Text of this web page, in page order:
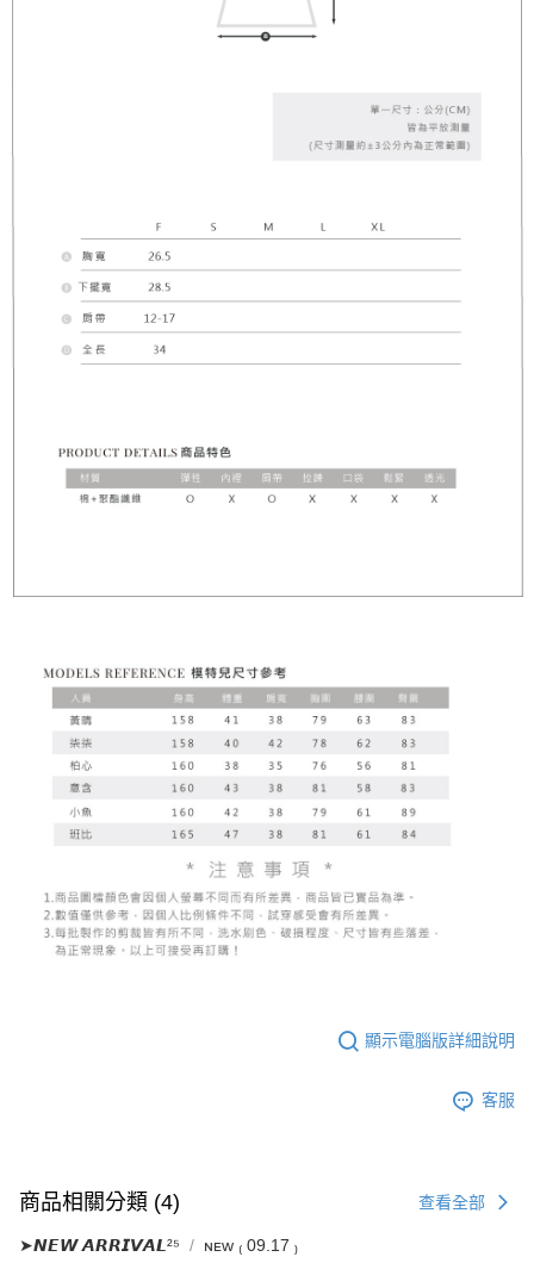
顯示電腦版詳細說明
客服
商品相關分類 (4) 查看全部
➤𝙉𝙀𝙒 𝘼𝙍𝙍𝙄𝙑𝘼𝙇²⁵ ɴᴇᴡ ₍ 09.17 ₎